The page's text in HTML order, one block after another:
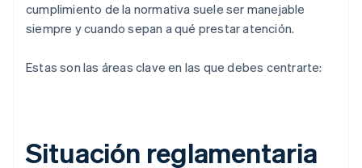
cumplimiento de la normativa suele ser manejable
siempre y cuando sepan a qué prestar atención.
Estas son las áreas clave en las que debes centrarte:
Situación reglamentaria